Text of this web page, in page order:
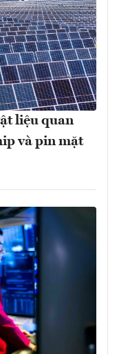
liệu quan
và pin mặt